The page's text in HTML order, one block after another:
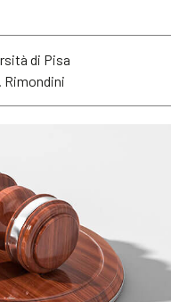
di Pisa
Rimondini